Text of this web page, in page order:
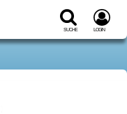
Suche Login